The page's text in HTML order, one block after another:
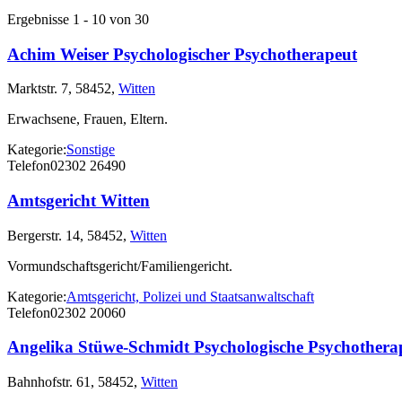
Ergebnisse 1 - 10 von 30
Achim Weiser Psychologischer Psychotherapeut
Marktstr. 7, 58452, Witten
Erwachsene, Frauen, Eltern.
Kategorie:Sonstige
Telefon02302 26490
Amtsgericht Witten
Bergerstr. 14, 58452, Witten
Vormundschaftsgericht/Familiengericht.
Kategorie:Amtsgericht, Polizei und Staatsanwaltschaft
Telefon02302 20060
Angelika Stüwe-Schmidt Psychologische
Bahnhofstr. 61, 58452, Witten